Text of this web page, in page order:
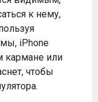
к нему,
iPhone
кармане или
чтобы